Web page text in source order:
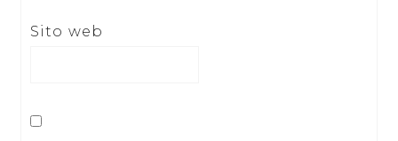
Sito web